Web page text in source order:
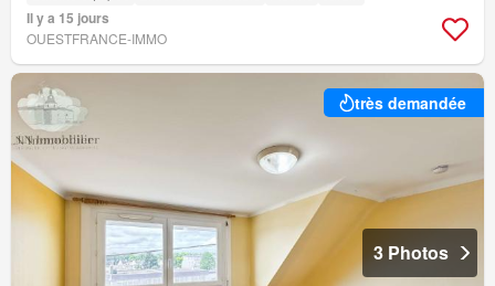
Il y a 15 jours
OUESTFRANCE-IMMO
très demandée
3 Photos